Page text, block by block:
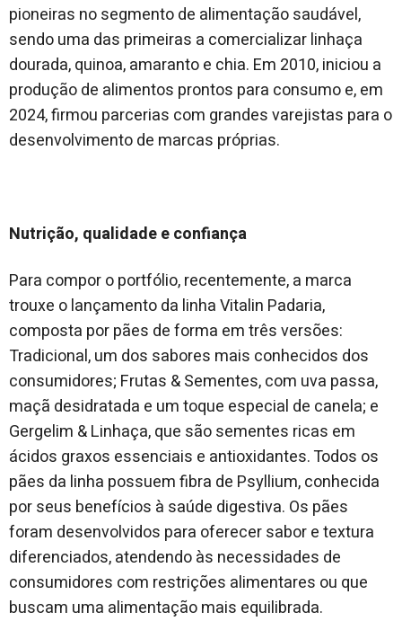
pioneiras no segmento de alimentação saudável,
sendo uma das primeiras a comercializar linhaça
dourada, quinoa, amaranto e chia. Em 2010, iniciou a
produção de alimentos prontos para consumo e, em
2024, firmou parcerias com grandes varejistas para o
desenvolvimento de marcas próprias.
Nutrição, qualidade e confiança
Para compor o portfólio, recentemente, a marca
trouxe o lançamento da linha Vitalin Padaria,
composta por pães de forma em três versões:
Tradicional, um dos sabores mais conhecidos dos
consumidores; Frutas & Sementes, com uva passa,
maçã desidratada e um toque especial de canela; e
Gergelim & Linhaça, que são sementes ricas em
ácidos graxos essenciais e antioxidantes. Todos os
pães da linha possuem fibra de Psyllium, conhecida
por seus benefícios à saúde digestiva. Os pães
foram desenvolvidos para oferecer sabor e textura
diferenciados, atendendo às necessidades de
consumidores com restrições alimentares ou que
buscam uma alimentação mais equilibrada.